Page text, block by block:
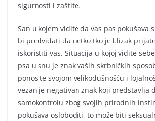
sigurnosti i zaštite.
San u kojem vidite da vas pas pokušava
bi predviđati da netko tko je blizak
iskoristiti vas. Situacija u kojoj vidite
psa u snu je znak vaših skrbničkih
ponosite svojom velikodušnošću i
vezan je negativan znak koji predstavlja
samokontrolu zbog svojih prirodnih
pokušava osloboditi, to može biti